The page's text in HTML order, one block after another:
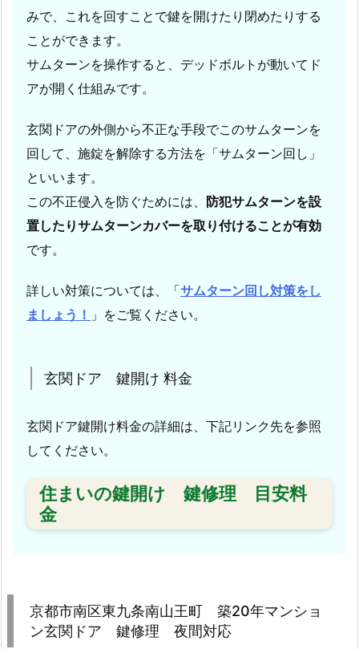
料
金
2.
京
市
南
区
東
条
南
王
町
マ
ン
玄
鍵
修
みで、これを回すことで鍵を開けたり閉めたりする
ことができます。
サムターンを操作すると、デッドボルトが動いてド
アが開く仕組みです。
玄関ドアの外側から不正な手段でこのサムターンを
回して、施錠を解除する方法を「サムターン回し」
といいます。
この不正侵入を防ぐためには、 防犯サムターンを設
置したりサムターンカバーを取り付けることが有効
です。
詳しい対策については、「サムターン回し対策をし
ましょう！ 」をご覧ください。
玄関ドア 鍵開け 料金
玄関ドア鍵開け料金の詳細は、下記リンク先を参照
してください。
住まいの鍵開け 鍵修理 目安料
金
京都市南区東九条南山王町 築20年マンショ
ン玄関ドア 鍵修理 夜間対応